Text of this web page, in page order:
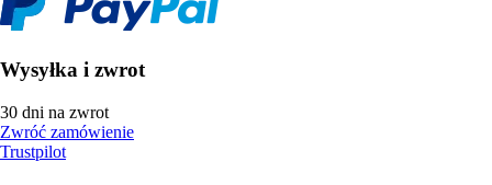
Wysyłka i zwrot
30 dni na zwrot
Zwróć zamówienie
Trustpilot